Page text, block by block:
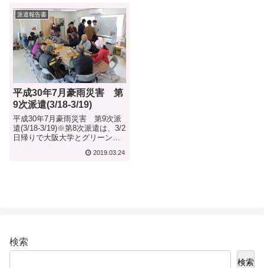
派遣報告書
平成30年7月豪雨災害 第
9次派遣(3/18-3/19)
平成30年7月豪雨災害 第9次派
遣(3/18-3/19)※第8次派遣は、3/2
日帰りで大阪大学とグリーンコ
ェ」開催しました。○全体をとお
2019.03.24
検索
検索